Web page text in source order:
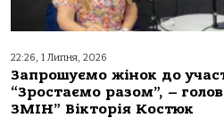
22:26, 1 Липня, 2026
Запрошуємо жінок до
“Зростаємо разом”, –
ЗМІН” Вікторія Костюк